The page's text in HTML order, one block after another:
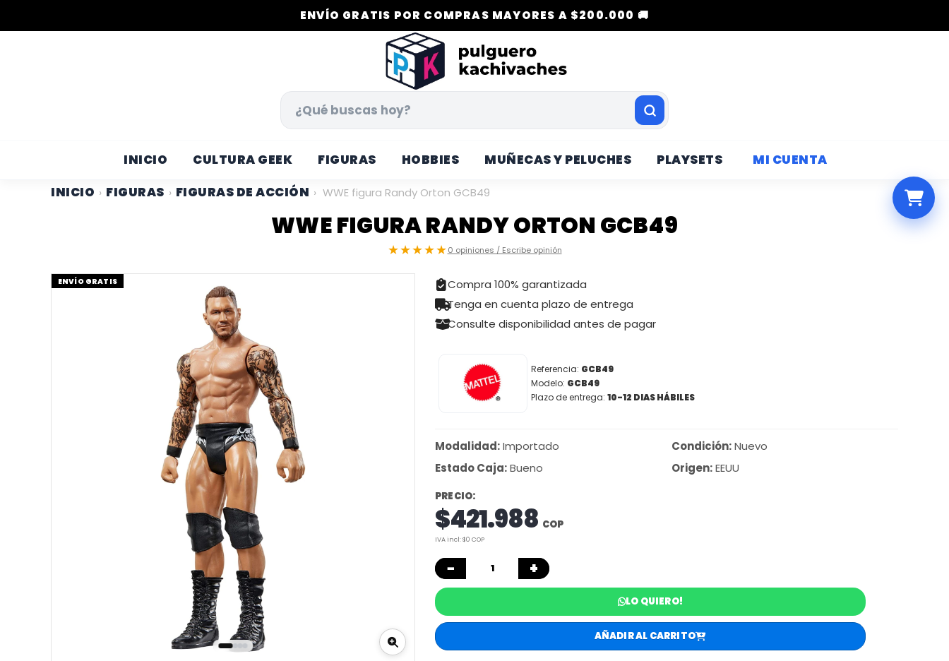
ENVÍO GRATIS POR COMPRAS MAYORES A $200.000 🚚
INICIO CULTURA GEEK FIGURAS HOBBIES MUÑECAS Y PELUCHES PLAYSETS
MI CUENTA
INICIO › FIGURAS › FIGURAS DE ACCIÓN › WWE figura Randy Orton GCB49
WWE FIGURA RANDY ORTON GCB49
★★★★★0 opiniones / Escribe opinión
ENVÍO GRATIS
Compra 100% garantizada
Tenga en cuenta plazo de entrega
Consulte disponibilidad antes de pagar
Referencia: GCB49
Modelo: GCB49
Plazo de entrega: 10-12 DIAS HÁBILES
Modalidad:Importado Condición:Nuevo
Estado Caja:Bueno Origen:EEUU
PRECIO:
$421.988 COP
IVA incl: $0 COP
− +
LO QUIERO!
AÑADIR AL CARRITO